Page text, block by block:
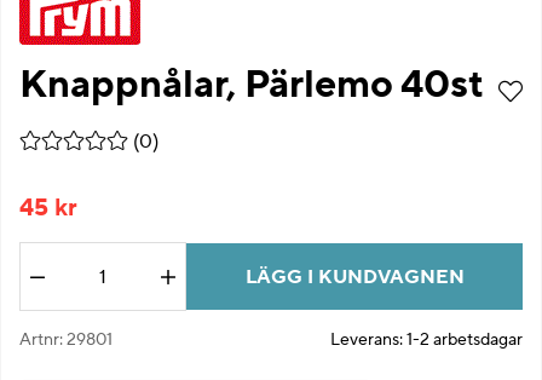
Knappnålar, Pärlemo 40st
Medelbetyg 0 av 5 Antal betyg 0
(0)
45 kr
LÄGG I KUNDVAGNEN
Artnr:29801 Leverans:1-2 arbetsdagar